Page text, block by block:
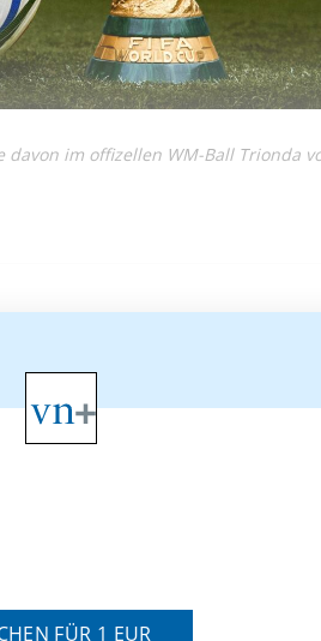
im offizellen WM-Ball Trionda
FÜR 1 EUR